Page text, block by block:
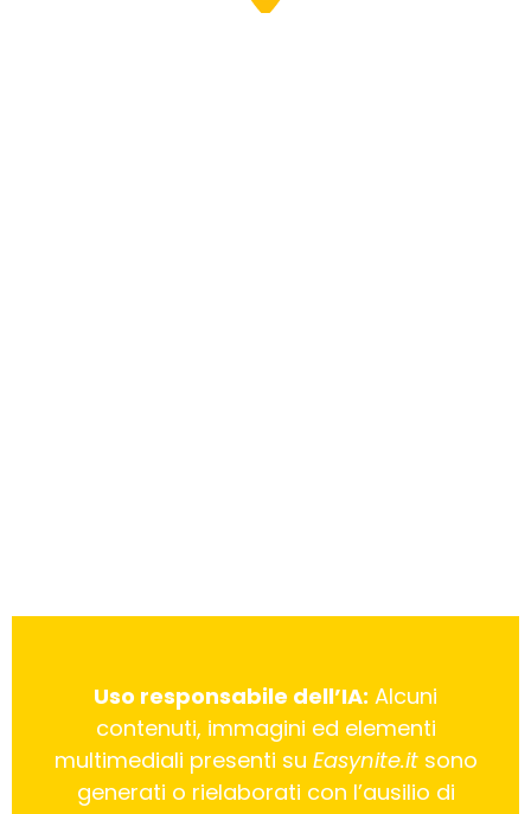
Uso responsabile dell’IA: Alcuni
contenuti, immagini ed elementi
multimediali presenti su Easynite.itsono
generati o rielaborati con l’ausilio di